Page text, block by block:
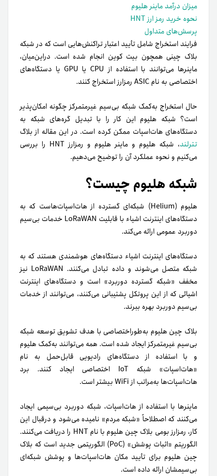
میزان درآمد ماینر هلیوم
نحوه خرید رمز ارز HNT
پرسش‌های متداول
فرایند استخراج شامل تأیید اعتبار تراکنش‌هایی است که در شبکه
بلاک چینی همچون بیت کوین انجام شده است. در‌این‌میان،
ماینرها می‌توانند با استفاده از CPU یا GPU یا دستگاه‌های
اختصاصی به نام ASIC رمزارز استخراج کنند.
حال استخراج به‌کمک شبکه بی‌سیم غیرمتمرکز چگونه امکان‌پذیر
است؟ شبکه هلیوم این کار را با تبدیل گره‌های شبکه به
دستگاه‌های هات‌اسپات ممکن کرده است. در این مقاله از بلاگ
تترلند
، شبکه هلیوم و ماینر هلیوم و رمزارز HNT را بررسی
می‌کنیم و نحوه عملکرد آن را توضیح می‌دهیم.
شبکه هلیوم چیست؟
هلیوم (Helium) شبکه‌ای گسترده از هات‌اسپات‌هاست که به
دستگاه‌های اینترنت اشیاء با قابلیت LoRaWAN خدمات بی‌سیم
دوربرد عمومی ارائه می‌کند.
دستگاه‌های اینترنت اشیاء دستگاه‌های هوشمندی هستند که به
شبکه متصل می‌شوند و داده تبادل می‌کنند. LoRaWAN نیز
مخفف «شبکه گسترده دوربرد» است و دستگاه‌های اینترنت
اشیائی که از این پروتکل پشتیبانی می‌کنند، می‌توانند از خدمات
بی‌سیم دوربرد بهره ببرند.
بلاک چین هلیوم به‌طور‌اختصاصی با هدف تشویق توسعه شبکه
بی‌سیم غیرمتمرکز ایجاد شده است. همه می‌توانند به‌کمک هلیوم
و با استفاده از دستگاه‌های رادیویی قابل‌حمل به نام
«هات‌اسپات» شبکه IoT اختصاصی ایجاد کنند. برد
هات‌اسپات‌ها به‌مراتب از WiFi بیشتر است.
ماینرها با استفاده از هات‌اسپات، شبکه دوربرد بی‌سیمی ایجاد
می‌کنند که اصطلاحاً «شبکه مردم» نامیده می‌شود و در‌قبال این
کار، رمزارز بومی بلاک چین هلیوم با نام HNT را دریافت می‌کنند.
الگوریتم «اثبات پوشش» (PoC) الگوریتمی جدید است که بلاک
چین هلیوم برای تأیید مکان هات‌اسپات‌ها و پوشش شبکه‌ای
بی‌سیمشان ارائه داده است.